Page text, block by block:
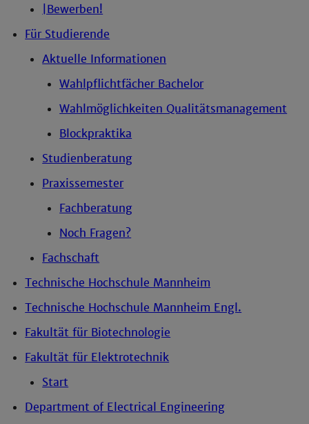
|Bewerben!
Für Studierende
Aktuelle Informationen
Wahlpflichtfächer Bachelor
Wahlmöglichkeiten Qualitätsmanagement
Blockpraktika
Studienberatung
Praxissemester
Fachberatung
Noch Fragen?
Fachschaft
Technische Hochschule Mannheim
Technische Hochschule Mannheim Engl.
Fakultät für Biotechnologie
Fakultät für Elektrotechnik
Start
Department of Electrical Engineering